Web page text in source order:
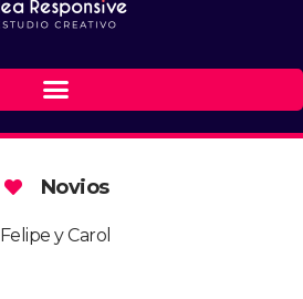
Novios
Felipe y Carol